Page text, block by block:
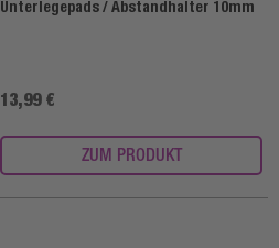
Unterlegepads / Abstandhalter 10mm
13,99 €
ZUM PRODUKT